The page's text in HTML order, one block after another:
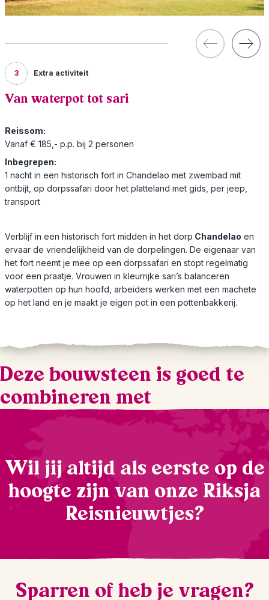
3 Extra activiteit
Van waterpot tot sari
Reissom:
Vanaf € 185,- p.p. bij 2 personen
Inbegrepen:
1 nacht in een historisch fort in Chandelao met zwembad mit
ontbijt, op dorpssafari door het platteland met gids, per jeep,
transport
Verblijf in een historisch fort midden in het dorp Chandelao en
ervaar de vriendelijkheid van de dorpelingen. De eigenaar van
het fort neemt je mee op een dorpssafari en stopt regelmatig
voor een praatje. Vrouwen in kleurrijke sari’s balanceren
waterpotten op hun hoofd, arbeiders werken met een machete
op het land en je maakt je eigen pot in een pottenbakkerij.
Deze bouwsteen is goed te
combineren met
Wil jij altijd als eerste op de
hoogte zijn van onze Riksja
Reisnieuwtjes?
Sparren of heb je vragen?